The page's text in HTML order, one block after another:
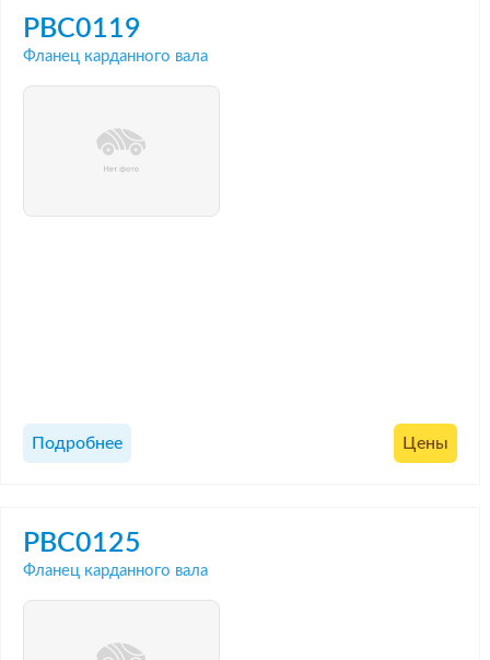
PBC0119
Фланец карданного вала
Подробнее Цены
PBC0125
Фланец карданного вала